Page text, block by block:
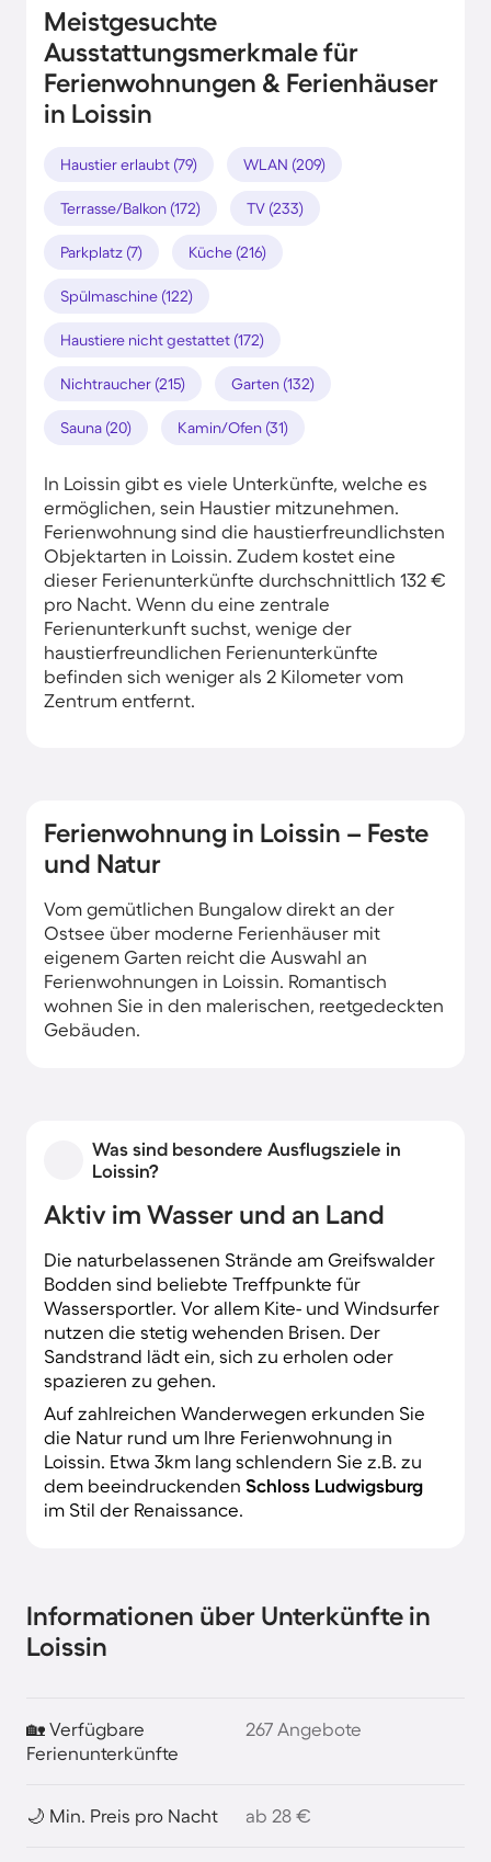
Meistgesuchte
Ausstattungsmerkmale für
Ferienwohnungen & Ferienhäuser
in Loissin
Haustier erlaubt (79) WLAN (209)
Terrasse/Balkon (172) TV (233)
Parkplatz (7) Küche (216)
Spülmaschine (122)
Haustiere nicht gestattet (172)
Nichtraucher (215) Garten (132)
Sauna (20) Kamin/Ofen (31)
In Loissin gibt es viele Unterkünfte, welche es
ermöglichen, sein Haustier mitzunehmen.
Ferienwohnung sind die haustierfreundlichsten
Objektarten in Loissin. Zudem kostet eine
dieser Ferienunterkünfte durchschnittlich 132 €
pro Nacht. Wenn du eine zentrale
Ferienunterkunft suchst, wenige der
haustierfreundlichen Ferienunterkünfte
befinden sich weniger als 2 Kilometer vom
Zentrum entfernt.
Ferienwohnung in Loissin – Feste
und Natur
Vom gemütlichen Bungalow direkt an der
Ostsee über moderne Ferienhäuser mit
eigenem Garten reicht die Auswahl an
Ferienwohnungen in Loissin. Romantisch
wohnen Sie in den malerischen, reetgedeckten
Gebäuden.
Was sind besondere Ausflugsziele in
Loissin?
Aktiv im Wasser und an Land
Die naturbelassenen Strände am Greifswalder
Bodden sind beliebte Treffpunkte für
Wassersportler. Vor allem Kite- und Windsurfer
nutzen die stetig wehenden Brisen. Der
Sandstrand lädt ein, sich zu erholen oder
spazieren zu gehen.
Auf zahlreichen Wanderwegen erkunden Sie
die Natur rund um Ihre Ferienwohnung in
Loissin. Etwa 3km lang schlendern Sie z.B. zu
dem beeindruckenden Schloss Ludwigsburg
im Stil der Renaissance.
Informationen über Unterkünfte in
Loissin
🏡 Verfügbare
Ferienunterkünfte
267 Angebote
🌙 Min. Preis pro Nacht ab 28 €